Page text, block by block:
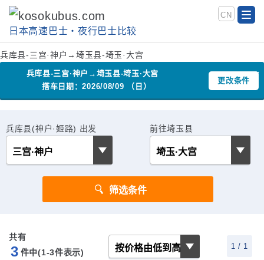
日本高速巴士‧夜行巴士比较
CN
兵库县-三宫·神户→埼玉县-埼玉·大宫
兵库县-三宫·神户→埼玉县-埼玉·大宫
搭车日期：2026/08/09 （日）
更改条件
兵库县(神户·姬路) 出发 前往埼玉县
共有
3 件中(1-3件表示)
1 / 1